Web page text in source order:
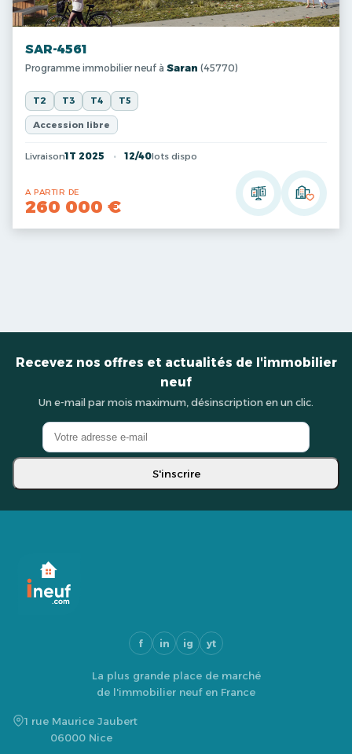
SAR-4561
Programme immobilier neuf à Saran (45770)
T2 T3 T4 T5
Accession libre
Livraison1T 2025 12/40lots dispo
A PARTIR DE
260 000 €
Recevez nos offres et actualités de l'immobilier
neuf
Un e-mail par mois maximum, désinscription en un clic.
S'inscrire
f in ig yt
La plus grande place de marché
de l'immobilier neuf en France
1 rue Maurice Jaubert
06000 Nice